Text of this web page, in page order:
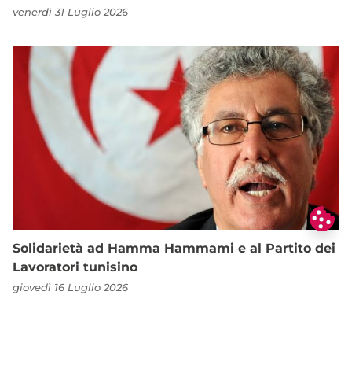
venerdì 31 Luglio 2026
Solidarietà ad Hamma Hammami e al Partito dei
Lavoratori tunisino
giovedì 16 Luglio 2026